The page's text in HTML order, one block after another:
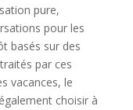
pure,
pour les
basés sur des
par ces
vacances, le
choisir à